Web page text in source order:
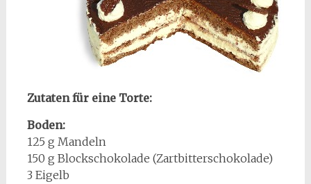
Zutaten für eine Torte:
Boden:
125 g Mandeln
150 g Blockschokolade (Zartbitterschokolade)
3 Eigelb